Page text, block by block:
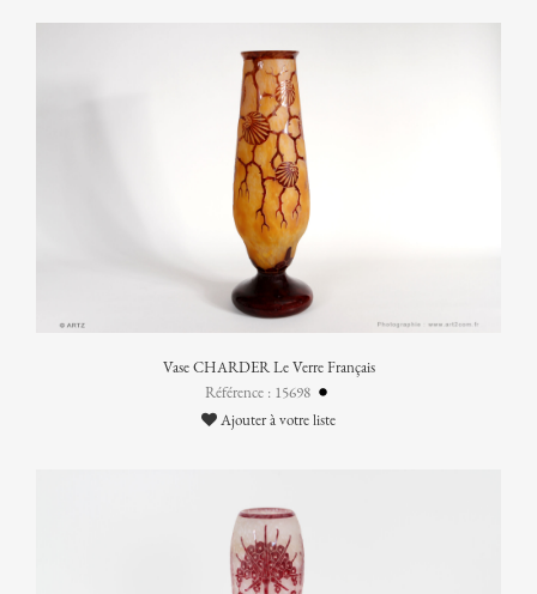
Vase CHARDER Le Verre Français
Référence : 15698
Ajouter à votre liste